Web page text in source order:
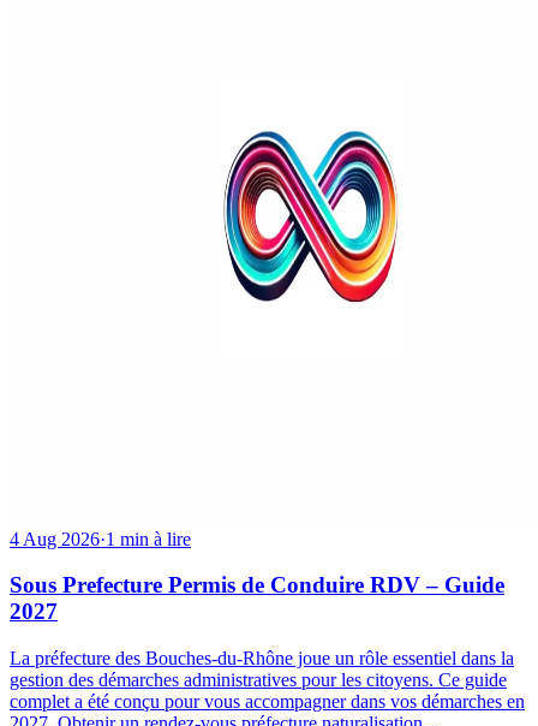
4 Aug 2026·1 min à lire
Sous Prefecture Permis de Conduire RDV – Guide
2027
La préfecture des Bouches-du-Rhône joue un rôle essentiel dans la
gestion des démarches administratives pour les citoyens. Ce guide
complet a été conçu pour vous accompagner dans vos démarches en